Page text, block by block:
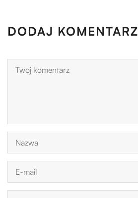
DODAJ KOMENTARZ